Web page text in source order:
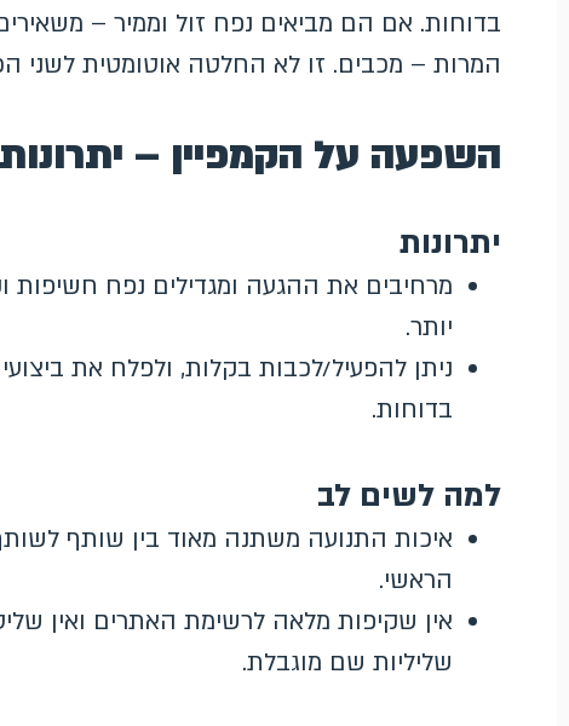
בדוחות. אם הם מביאים נפח זול וממיר –
המרות – מכבים. זו לא החלטה אוטומטית לשני
השפעה על הקמפיין –
יתרונות
מרחיבים את ההגעה ומגדילים נפח חשיפות
יותר.
ניתן להפעיל/לכבות בקלות, ולפלח את
בדוחות.
למה לשים לב
איכות התנועה משתנה מאוד בין שותף
הראשי.
אין שקיפות מלאה לרשימת האתרים ואין
שליליות שם מוגבלת.